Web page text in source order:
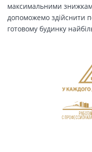
максимальними
допоможемо здійснити
готовому будинку